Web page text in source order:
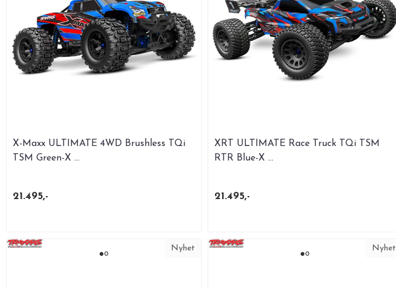
X-Maxx ULTIMATE 4WD Brushless TQi
TSM Green-X ...
21.495,-
XRT ULTIMATE Race Truck TQi TSM
RTR Blue-X ...
21.495,-
Nyhet Nyhet